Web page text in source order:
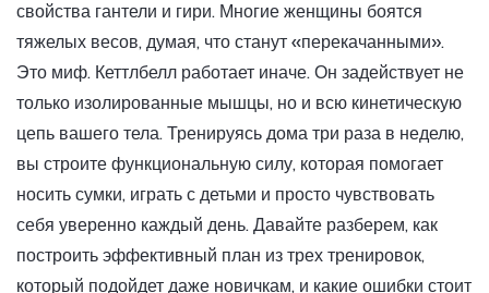
свойства гантели и гири. Многие женщины боятся
тяжелых весов, думая, что станут «перекачанными».
Это миф. Кеттлбелл работает иначе. Он задействует не
только изолированные мышцы, но и всю кинетическую
цепь вашего тела. Тренируясь дома три раза в неделю,
вы строите функциональную силу, которая помогает
носить сумки, играть с детьми и просто чувствовать
себя уверенно каждый день. Давайте разберем, как
построить эффективный план из трех тренировок,
который подойдет даже новичкам, и какие ошибки стоит